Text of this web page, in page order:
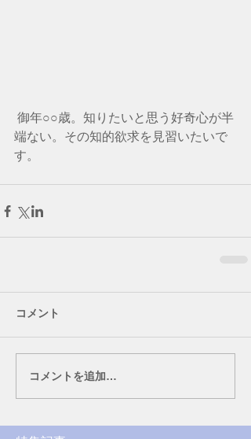
端ない。その知的欲求を見習いたいで
す。
コメント
コメントを追加…